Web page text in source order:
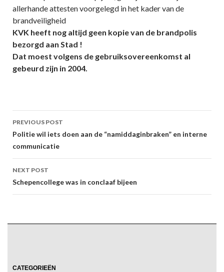
allerhande attesten voorgelegd in het kader van de
brandveiligheid
KVK heeft nog altijd geen kopie van de brandpolis
bezorgd aan Stad !
Dat moest volgens de gebruiksovereenkomst al
gebeurd zijn in 2004.
Post
navigation
PREVIOUS POST
Politie wil iets doen aan de “namiddaginbraken” en interne
communicatie
NEXT POST
Schepencollege was in conclaaf bijeen
CATEGORIEËN